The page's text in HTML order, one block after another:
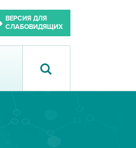
ВЕРСИЯ ДЛЯ
СЛАБОВИДЯЩИХ